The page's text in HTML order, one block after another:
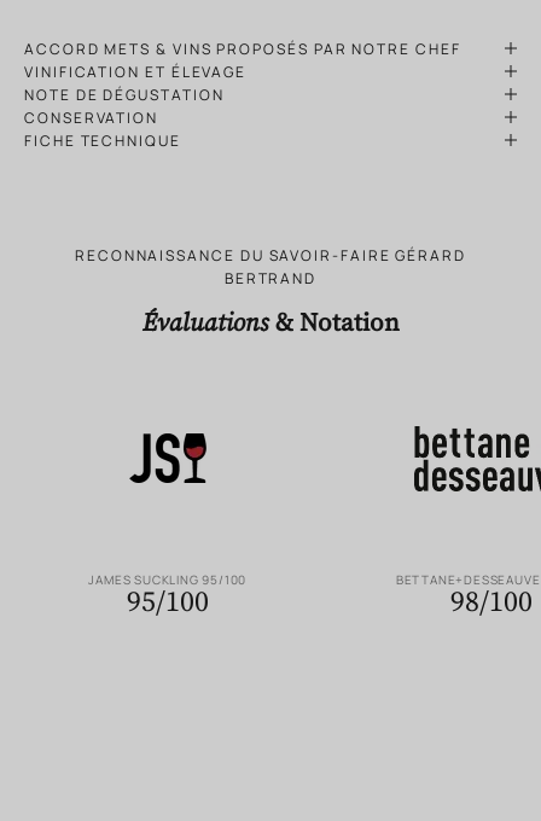
ACCORD METS & VINS PROPOSÉS PAR NOTRE CHEF
VINIFICATION ET ÉLEVAGE
NOTE DE DÉGUSTATION
CONSERVATION
FICHE TECHNIQUE
RECONNAISSANCE DU SAVOIR-FAIRE GÉRARD
BERTRAND
Évaluations& Notation
JAMES SUCKLING 95/100
95/100 98/100